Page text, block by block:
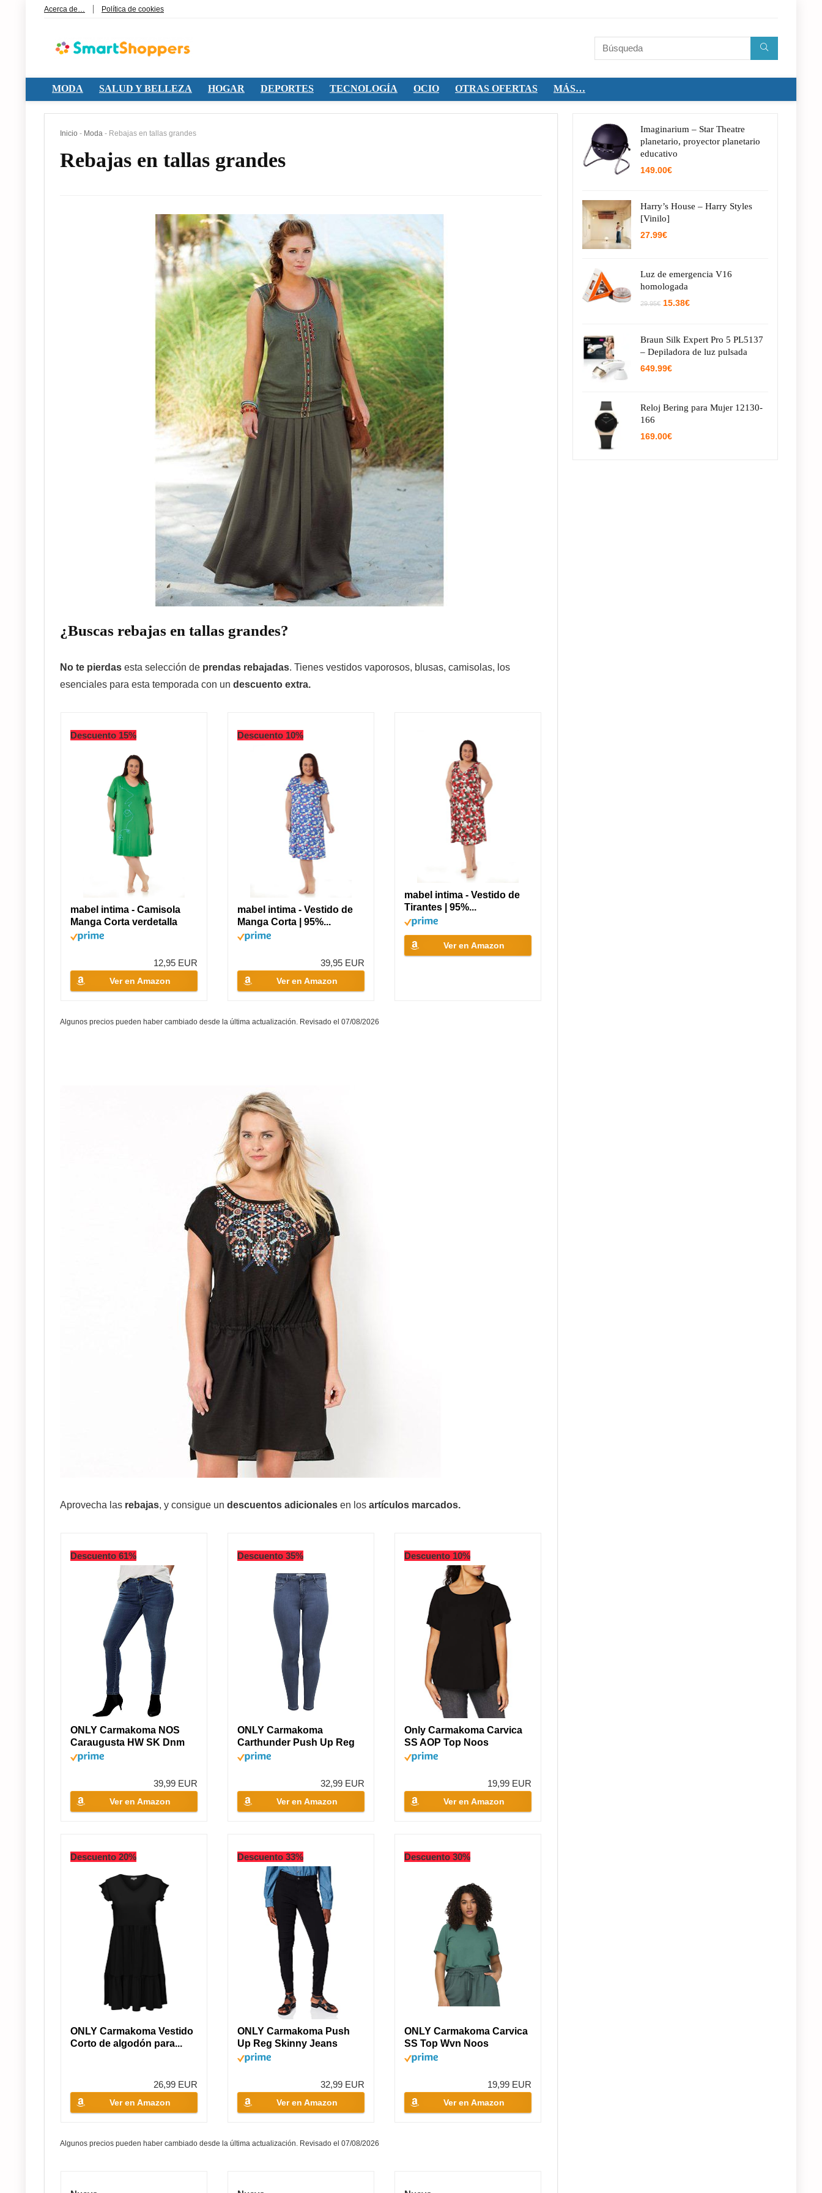
Acerca de… Política de cookies
MODA SALUD Y BELLEZA HOGAR DEPORTES TECNOLOGÍA OCIO OTRAS OFERTAS MÁS…
Inicio - Moda - Rebajas en tallas grandes
Rebajas en tallas grandes
¿Buscas rebajas en tallas grandes?
No te pierdas esta selección de prendas rebajadas. Tienes vestidos vaporosos, blusas, camisolas, los
esenciales para esta temporada con un descuento extra.
Descuento 15%
mabel intima - Camisola
Manga Corta verdetalla
62...
12,95 EUR
Ver en Amazon
Descuento 10%
mabel intima - Vestido de
Manga Corta | 95%...
39,95 EUR
Ver en Amazon
mabel intima - Vestido de
Tirantes | 95%...
Ver en Amazon
Algunos precios pueden haber cambiado desde la última actualización. Revisado el 07/08/2026
Aprovecha las rebajas, y consigue un descuentos adicionales en los artículos marcados.
Descuento 61%
ONLY Carmakoma NOS
Caraugusta HW SK Dnm
Jeans MBD...
39,99 EUR
Ver en Amazon
Descuento 35%
ONLY Carmakoma
Carthunder Push Up Reg
SK Jeans MBD...
32,99 EUR
Ver en Amazon
Descuento 10%
Only Carmakoma Carvica
SS AOP Top Noos
Camiseta,...
19,99 EUR
Ver en Amazon
Descuento 20%
ONLY Carmakoma Vestido
Corto de algodón para...
26,99 EUR
Ver en Amazon
Descuento 33%
ONLY Carmakoma Push
Up Reg Skinny Jeans
Noos...
32,99 EUR
Ver en Amazon
Descuento 30%
ONLY Carmakoma Carvica
SS Top Wvn Noos
Blusas,...
19,99 EUR
Ver en Amazon
Algunos precios pueden haber cambiado desde la última actualización. Revisado el 07/08/2026
Imaginarium – Star Theatre
planetario, proyector planetario
educativo
149.00€
Harry’s House – Harry Styles
[Vinilo]
27.99€
Luz de emergencia V16
homologada
29.95€ El
29.95€.
15.38€El
15.38€.
Braun Silk Expert Pro 5 PL5137
– Depiladora de luz pulsada
649.99€
Reloj Bering para Mujer 12130-
166
169.00€